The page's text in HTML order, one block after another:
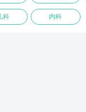
科 内科